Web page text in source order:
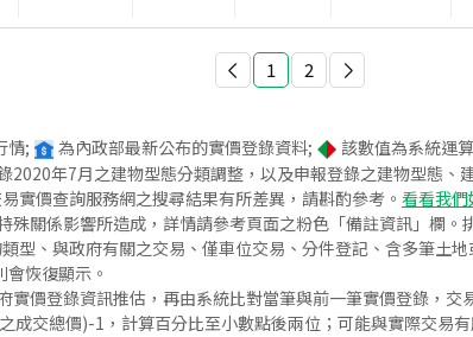
1 2
情; 為內政部最新公布的實價登錄資料; 該數值為系統運
2020年7月之建物型態分類調整，以及申報登錄之建物型態、
實價查詢服務網之搜尋結果有所差異，請斟酌參考。 看看我
殊關係影響所造成，詳情請參考頁面之粉色「備註資訊」欄
型、與政府有關之交易、僅車位交易、分件登記、含多筆土
恢復顯示。
實價登錄資訊推估，再由系統比對當筆與前一筆實價登錄，
成交總價)-1，計算百分比至小數點後兩位；可能與實際交易